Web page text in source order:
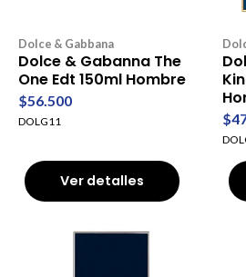
Dolce & Gabbana
Dolce & Gabanna The
One Edt 150ml Hombre
$56.500
DOLG11
Ver detalles